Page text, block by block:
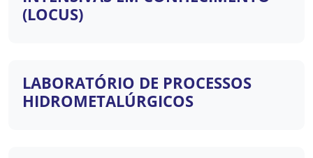
(LOCUS)
LABORATÓRIO DE PROCESSOS
HIDROMETALÚRGICOS